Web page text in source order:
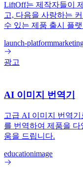
LiftOff는 제작자들이
고, 다음을 사랑하는
수 있는 제품 출시 플
launch-platform
광고
AI 이미지 번역기
고급 AI 이미지 번역
를 번역하여 제품을
움을 드립니다.
educationimage